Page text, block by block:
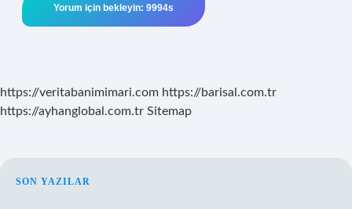
https://veritabanimimari.com https://barisal.com.tr
https://ayhanglobal.com.tr Sitemap
SIDEBAR
SON YAZILAR